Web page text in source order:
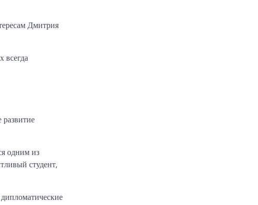
Дмитрия
всегда
одним из
студент,